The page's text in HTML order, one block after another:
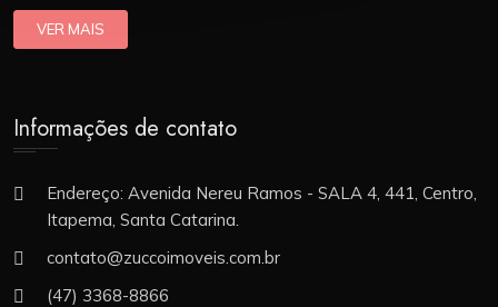
VER MAIS
Informações de contato
Endereço: Avenida Nereu Ramos - SALA 4, 441, Centro,
Itapema, Santa Catarina.
contato@zuccoimoveis.com.br
(47) 3368-8866